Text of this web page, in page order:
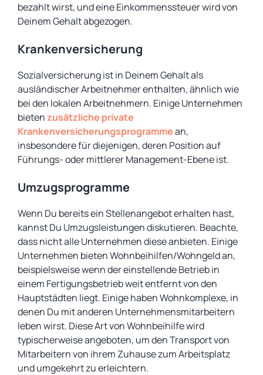
bezahlt wirst, und eine Einkommenssteuer wird von
Deinem Gehalt abgezogen.
Krankenversicherung
Sozialversicherung ist in Deinem Gehalt als
ausländischer Arbeitnehmer enthalten, ähnlich wie
bei den lokalen Arbeitnehmern. Einige Unternehmen
bietenzusätzliche private
Krankenversicherungsprogrammean,
insbesondere für diejenigen, deren Position auf
Führungs- oder mittlerer Management-Ebene ist.
Umzugsprogramme
Wenn Du bereits ein Stellenangebot erhalten hast,
kannst Du Umzugsleistungen diskutieren. Beachte,
dass nicht alle Unternehmen diese anbieten. Einige
Unternehmen bieten Wohnbeihilfen/Wohngeld an,
beispielsweise wenn der einstellende Betrieb in
einem Fertigungsbetrieb weit entfernt von den
Hauptstädten liegt. Einige haben Wohnkomplexe, in
denen Du mit anderen Unternehmensmitarbeitern
leben wirst. Diese Art von Wohnbeihilfe wird
typischerweise angeboten, um den Transport von
Mitarbeitern von ihrem Zuhause zum Arbeitsplatz
und umgekehrt zu erleichtern.